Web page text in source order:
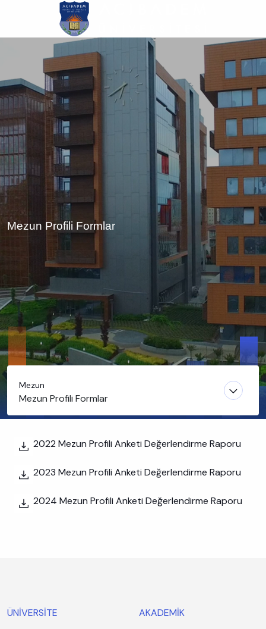
atla
Mezun Profili Formlar
Mezun
Mezun Profili Formlar
2022 Mezun Profili Anketi Değerlendirme Raporu
2023 Mezun Profili Anketi Değerlendirme Raporu
2024 Mezun Profili Anketi Değerlendirme Raporu
ÜNİVERSİTE AKADEMİK